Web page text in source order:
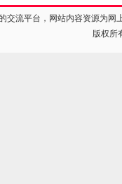
交流平台，网站内容资源为
版权所